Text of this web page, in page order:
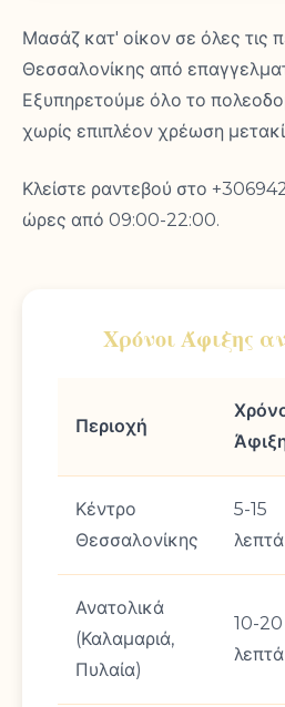
Μασάζ κατ' οίκον σε όλες τις
Θεσσαλονίκης από
Εξυπηρετούμε όλο το
χωρίς επιπλέον χρέωση
Κλείστε ραντεβού στο
ώρες από 09:00-22:00.
Χρόνοι Άφιξης
Περιοχή
Κέντρο
Θεσσαλονίκης
5-15
λεπτά
Ανατολικά
(Καλαμαριά,
Πυλαία)
10-20
λεπτά